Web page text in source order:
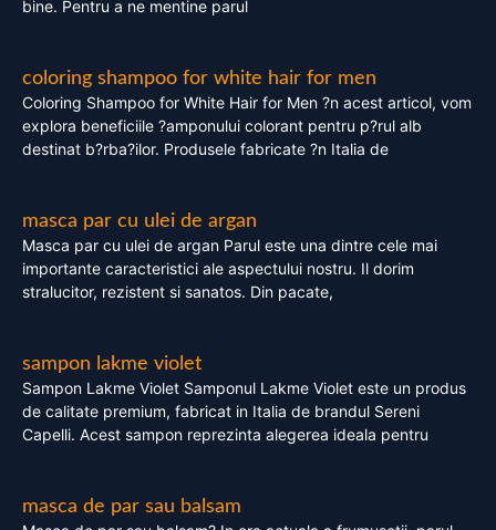
bine. Pentru a ne mentine parul
coloring shampoo for white hair for men
Coloring Shampoo for White Hair for Men ?n acest articol, vom
explora beneficiile ?amponului colorant pentru p?rul alb
destinat b?rba?ilor. Produsele fabricate ?n Italia de
masca par cu ulei de argan
Masca par cu ulei de argan Parul este una dintre cele mai
importante caracteristici ale aspectului nostru. Il dorim
stralucitor, rezistent si sanatos. Din pacate,
sampon lakme violet
Sampon Lakme Violet Samponul Lakme Violet este un produs
de calitate premium, fabricat in Italia de brandul Sereni
Capelli. Acest sampon reprezinta alegerea ideala pentru
masca de par sau balsam